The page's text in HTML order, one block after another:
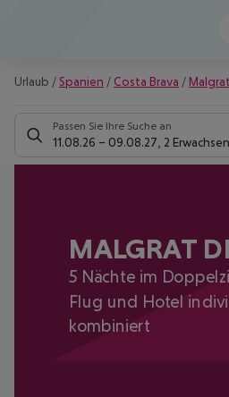
Urlaub / Spanien / Costa Brava /
Passen Sie Ihre Suche an
11.08.26 – 09.08.27 2
MALGRAT
5 Nächte im
Flug und Hotel
kombiniert